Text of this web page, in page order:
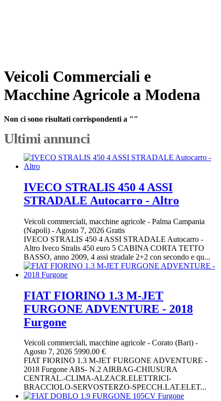
Veicoli Commerciali e
Macchine Agricole a Modena
Non ci sono risultati corrispondenti a ""
Ultimi annunci
IVECO STRALIS 450 4 ASSI
STRADALE Autocarro - Altro
Veicoli commerciali, macchine agricole - Palma Campania
(Napoli) - Agosto 7, 2026 Gratis
IVECO STRALIS 450 4 ASSI STRADALE Autocarro -
Altro Iveco Stralis 450 euro 5 CABINA CORTA TETTO
BASSO, anno 2009, 4 assi stradale 2+2 con secondo e qu...
FIAT FIORINO 1.3 M-JET
FURGONE ADVENTURE - 2018
Furgone
Veicoli commerciali, macchine agricole - Corato (Bari) -
Agosto 7, 2026 5990.00 €
FIAT FIORINO 1.3 M-JET FURGONE ADVENTURE -
2018 Furgone ABS- N.2 AIRBAG-CHIUSURA
CENTRAL.-CLIMA-ALZACR.ELETTRICI-
BRACCIOLO-SERVOSTERZO-SPECCH.LAT.ELET...